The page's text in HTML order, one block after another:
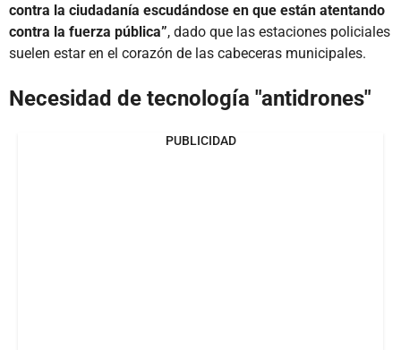
contra la ciudadanía escudándose en que están atentando
contra la fuerza pública”, dado que las estaciones policiales
suelen estar en el corazón de las cabeceras municipales.
Necesidad de tecnología "antidrones"
PUBLICIDAD